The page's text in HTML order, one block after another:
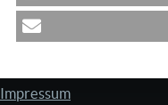
FUSSZEILE
Impressum